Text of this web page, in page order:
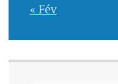
« Fév